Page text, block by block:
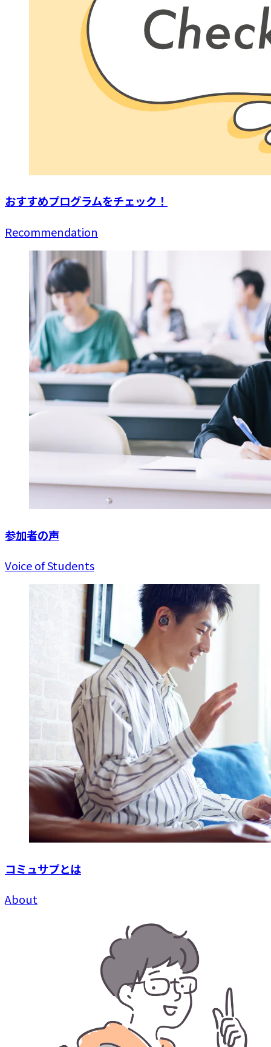
おすすめプログラムをチェック！
Recommendation
参加者の声
Voice of Students
コミュサプとは
About